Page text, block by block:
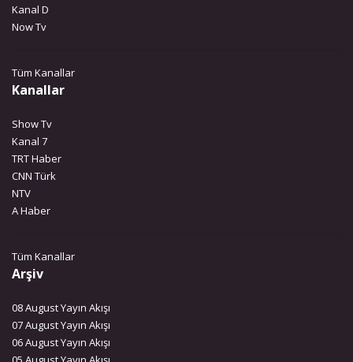
Kanal D
Now Tv
Tüm Kanallar
Kanallar
Show Tv
Kanal 7
TRT Haber
CNN Türk
NTV
A Haber
Tüm Kanallar
Arşiv
08 August Yayın Akışı
07 August Yayın Akışı
06 August Yayın Akışı